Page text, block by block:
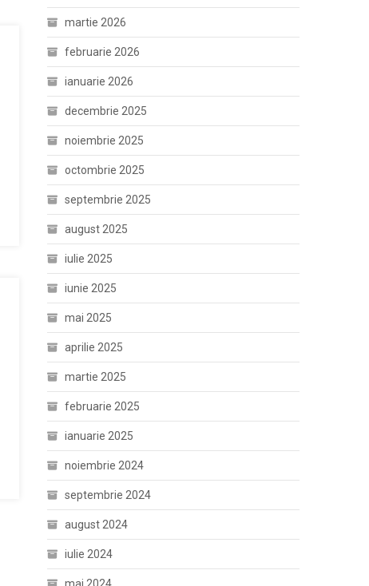
martie 2026
februarie 2026
ianuarie 2026
decembrie 2025
noiembrie 2025
octombrie 2025
septembrie 2025
august 2025
iulie 2025
iunie 2025
mai 2025
aprilie 2025
martie 2025
februarie 2025
ianuarie 2025
noiembrie 2024
septembrie 2024
august 2024
iulie 2024